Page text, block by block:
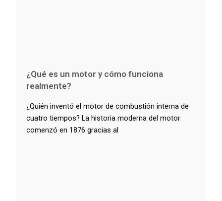
¿Qué es un motor y cómo funciona
realmente?
¿Quién inventó el motor de combustión interna de
cuatro tiempos? La historia moderna del motor
comenzó en 1876 gracias al